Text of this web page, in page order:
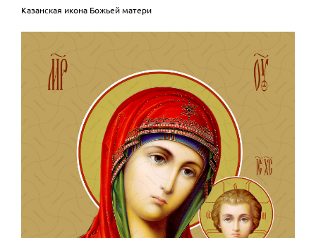
Казанская икона Божьей матери